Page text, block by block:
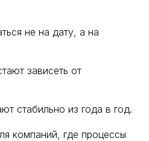
не на дату, а на
зависеть от
стабильно из года в год.
компаний, где процессы